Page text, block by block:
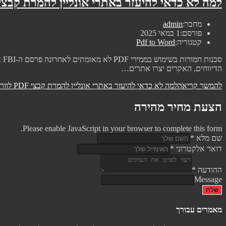
מחבר:admin
פורסם: 1 במאי 2025
קטגוריה:Pdf to Word
הדיווחים, האקרים יצרו אתרים…
להמשך קריאהלמה לא כדאי להיעזר באתרי אונליין להמרת קבצי PDF לוורד
הצעת מחיר מהירה
Please enable JavaScript in your browser to complete this form.
שם מלא *
דואר אלקטרוני *
ההודעה *
Message
שלח
מאמרים עבורך